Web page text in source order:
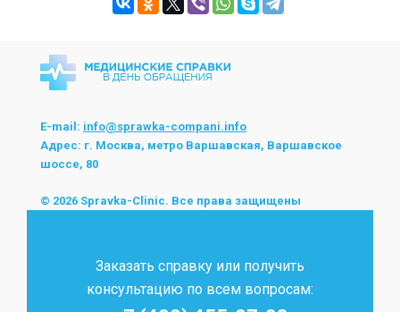
E-mail: info@sprawka-compani.info
Адрес: г. Москва, метро Варшавская, Варшавское
шоссе, 80
© 2026 Spravka-Clinic. Все права защищены
Заказать справку или получить
консультацию по всем вопросам: